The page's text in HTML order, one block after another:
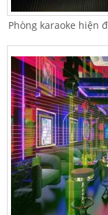
Phòng karaoke hiện